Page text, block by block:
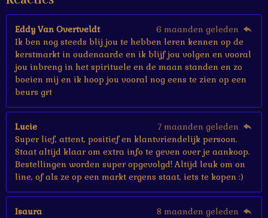
r
Eddy Van Overtveldt
6 maanden geleden
Ik ben nog steeds blij jou te hebben leren kennen op de
kerstmarkt in oudenaarde en ik blijf jou volgen en vooral
jou inbreng in het spirituele en de maan standen en zo
boeien mij en ik hoop jou vooral nog eens te zien op een
beurs grt
Lucie
7 maanden geleden
Super lief, attent, positief en klantvriendelijk persoon.
Staat altijd klaar om extra info te geven over je aankoop.
Bestellingen worden super opgevolgd! Altijd leuk om on
line, of als ze op een markt ergens staat, iets te kopen :)
Isaura
8 maanden geleden